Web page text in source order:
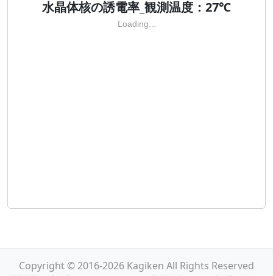
水晶体核の誘電率_観測温度：27℃
Loading...
Copyright © 2016-2026 Kagiken All Rights Reserved